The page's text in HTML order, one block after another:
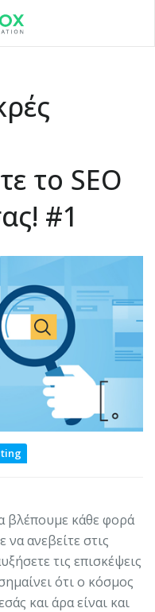
το SEO
#1
βλέπουμε κάθε φορά
να ανεβείτε στις
τις επισκέψεις
ότι ο κόσμος
και άρα είναι και